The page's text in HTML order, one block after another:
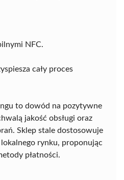
NFC.
cały proces
to dowód na pozytywne
jakość obsługi oraz
Sklep stale dostosowuje
rynku, proponując
płatności.